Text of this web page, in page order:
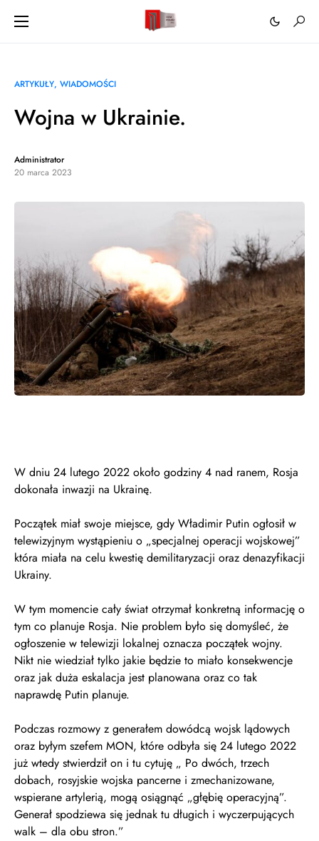
ARTYKUŁY WIADOMOŚCI
Wojna w Ukrainie.
Administrator
20 marca 2023
W dniu 24 lutego 2022 około godziny 4 nad ranem, Rosja
dokonała inwazji na Ukrainę.
Początek miał swoje miejsce, gdy Władimir Putin ogłosił w
telewizyjnym wystąpieniu o „specjalnej operacji wojskowej”
która miała na celu kwestię demilitaryzacji oraz denazyfikacji
Ukrainy.
W tym momencie cały świat otrzymał konkretną informację o
tym co planuje Rosja. Nie problem było się domyśleć, że
ogłoszenie w telewizji lokalnej oznacza początek wojny.
Nikt nie wiedział tylko jakie będzie to miało konsekwencje
oraz jak duża eskalacja jest planowana oraz co tak
naprawdę Putin planuje.
Podczas rozmowy z generałem dowódcą wojsk lądowych
oraz byłym szefem MON, które odbyła się 24 lutego 2022
już wtedy stwierdził on i tu cytuję „ Po dwóch, trzech
dobach, rosyjskie wojska pancerne i zmechanizowane,
wspierane artylerią, mogą osiągnąć „głębię operacyjną”.
Generał spodziewa się jednak tu długich i wyczerpujących
walk – dla obu stron.”